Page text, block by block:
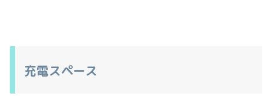
充電スペース